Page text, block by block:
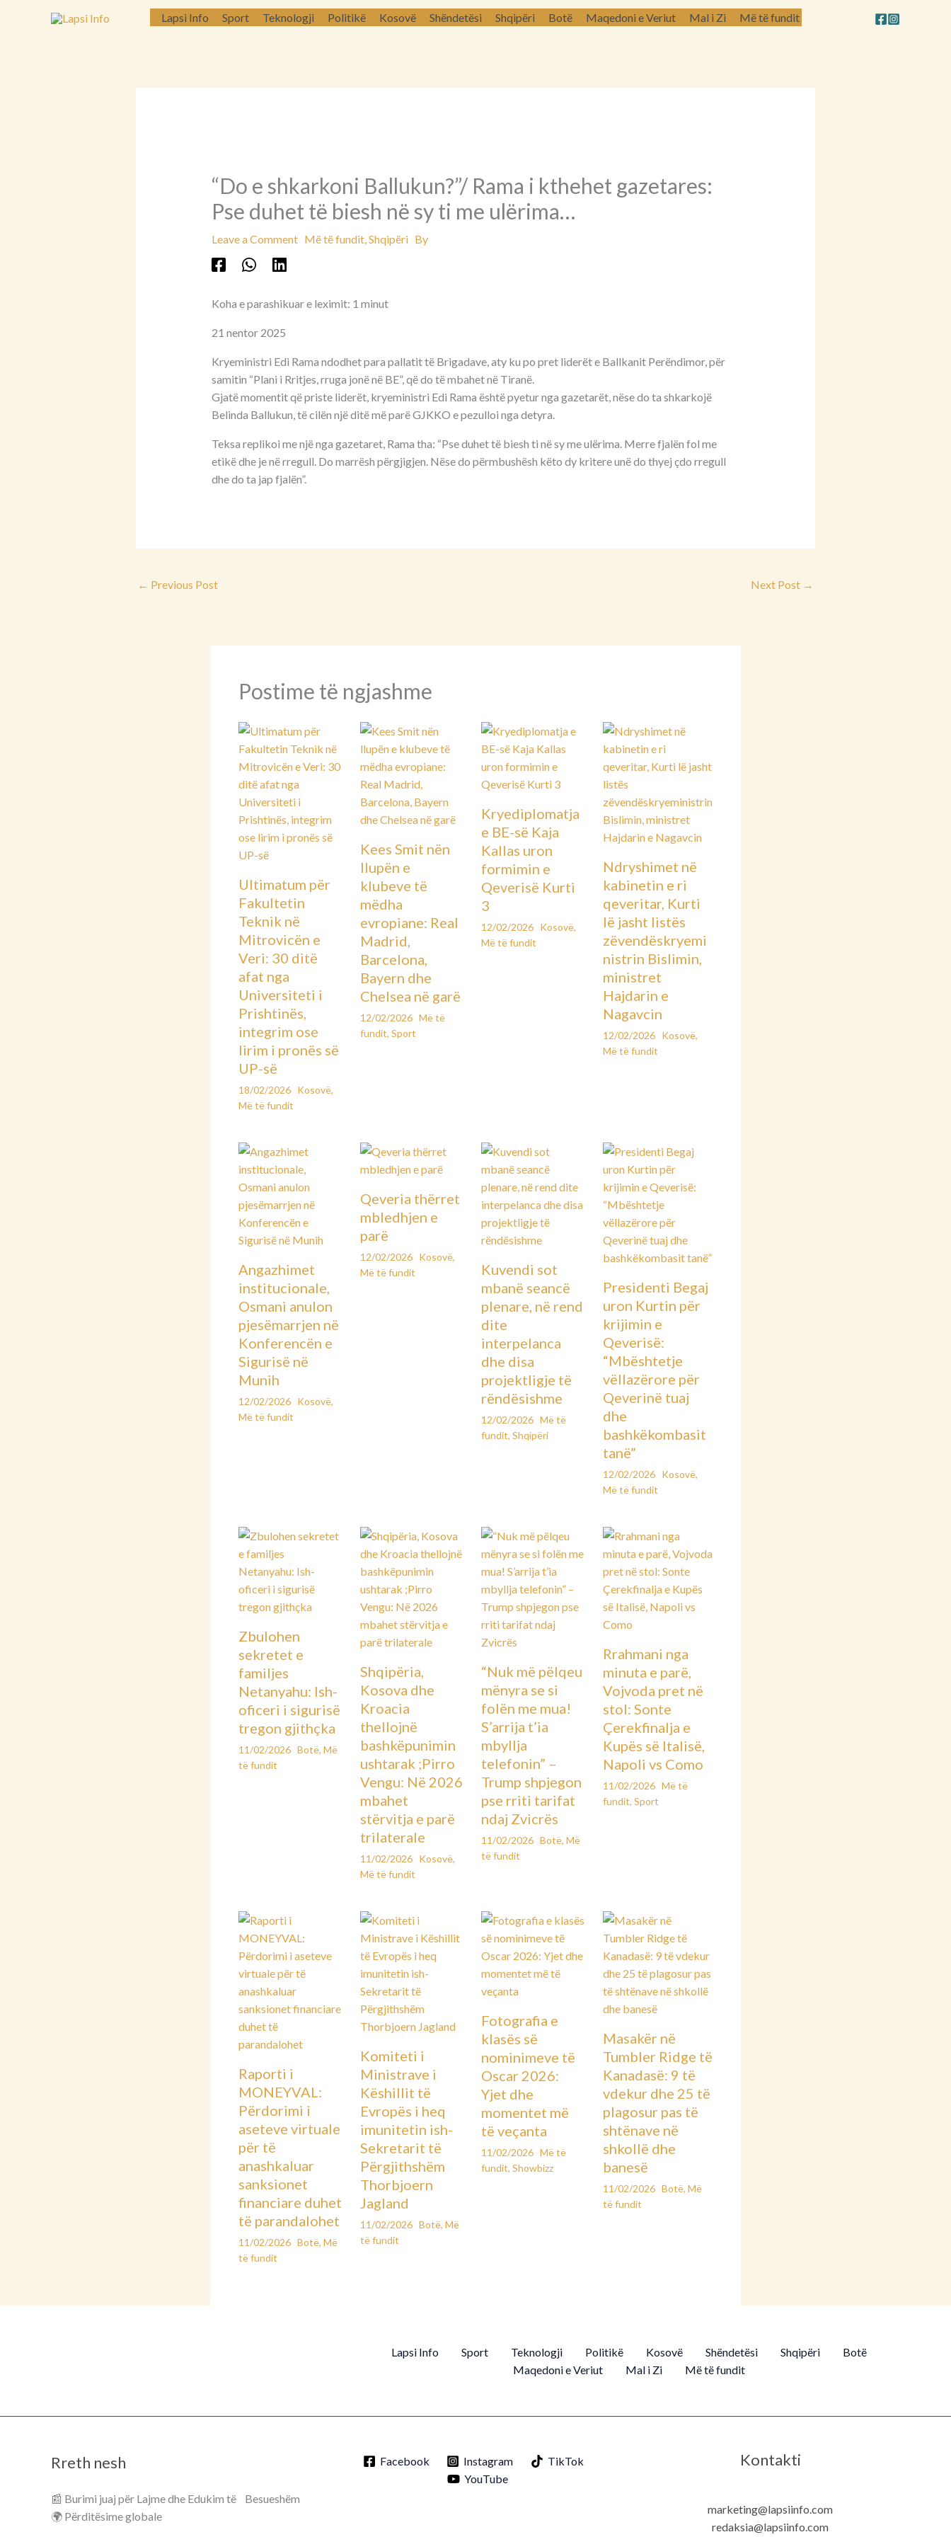
Lapsi Info Sport Teknologji Politikë Kosovë Shëndetësi Shqipëri Botë Maqedoni e Veriut Mal i Zi Më të fundit
“Do e shkarkoni Ballukun?”/ Rama i kthehet gazetares:
Pse duhet të biesh në sy ti me ulërima…
Leave a Comment Më të fundit,ShqipëriBy
Koha e parashikuar e leximit: 1 minut
21 nentor 2025
Kryeministri Edi Rama ndodhet para pallatit të Brigadave, aty ku po pret liderët e Ballkanit Perëndimor, për
samitin “Plani i Rritjes, rruga jonë në BE”, që do të mbahet në Tiranë.
Gjatë momentit që priste liderët, kryeministri Edi Rama është pyetur nga gazetarët, nëse do ta shkarkojë
Belinda Ballukun, të cilën një ditë më parë GJKKO e pezulloi nga detyra.
Teksa replikoi me një nga gazetaret, Rama tha: “Pse duhet të biesh ti në sy me ulërima. Merre fjalën fol me
etikë dhe je në rregull. Do marrësh përgjigjen. Nëse do përmbushësh këto dy kritere unë do thyej çdo rregull
dhe do ta jap fjalën”.
← Previous Post Next Post →
Postime të ngjashme
Ultimatum për
Fakultetin
Teknik në
Mitrovicën e
Veri: 30 ditë
afat nga
Universiteti i
Prishtinës,
integrim ose
lirim i pronës së
UP-së
18/02/2026 Kosovë,
Më të fundit
Kees Smit nën
llupën e
klubeve të
mëdha
evropiane: Real
Madrid,
Barcelona,
Bayern dhe
Chelsea në garë
12/02/2026 Më të
fundit, Sport
Kryediplomatja
e BE-së Kaja
Kallas uron
formimin e
Qeverisë Kurti
3
12/02/2026 Kosovë,
Më të fundit
Ndryshimet në
kabinetin e ri
qeveritar, Kurti
lë jasht listës
zëvendëskryemi
nistrin Bislimin,
ministret
Hajdarin e
Nagavcin
12/02/2026 Kosovë,
Më të fundit
Angazhimet
institucionale,
Osmani anulon
pjesëmarrjen në
Konferencën e
Sigurisë në
Munih
12/02/2026 Kosovë,
Më të fundit
Qeveria thërret
mbledhjen e
parë
12/02/2026 Kosovë,
Më të fundit
Kuvendi sot
mbanë seancë
plenare, në rend
dite
interpelanca
dhe disa
projektligje të
rëndësishme
12/02/2026 Më të
fundit,Shqipëri
Presidenti Begaj
uron Kurtin për
krijimin e
Qeverisë:
“Mbështetje
vëllazërore për
Qeverinë tuaj
dhe
bashkëkombasit
tanë”
12/02/2026 Kosovë,
Më të fundit
Zbulohen
sekretet e
familjes
Netanyahu: Ish-
oficeri i sigurisë
tregon gjithçka
11/02/2026 Botë, Më
të fundit
Shqipëria,
Kosova dhe
Kroacia
thellojnë
bashkëpunimin
ushtarak ;Pirro
Vengu: Në 2026
mbahet
stërvitja e parë
trilaterale
11/02/2026 Kosovë,
Më të fundit
“Nuk më pëlqeu
mënyra se si
folën me mua!
S’arrija t’ia
mbyllja
telefonin” –
Trump shpjegon
pse rriti tarifat
ndaj Zvicrës
11/02/2026 Botë,Më
të fundit
Rrahmani nga
minuta e parë,
Vojvoda pret në
stol: Sonte
Çerekfinalja e
Kupës së Italisë,
Napoli vs Como
11/02/2026 Më të
fundit, Sport
Raporti i
MONEYVAL:
Përdorimi i
aseteve virtuale
për të
anashkaluar
sanksionet
financiare duhet
të parandalohet
11/02/2026 Botë, Më
të fundit
Komiteti i
Ministrave i
Këshillit të
Evropës i heq
imunitetin ish-
Sekretarit të
Përgjithshëm
Thorbjoern
Jagland
11/02/2026 Botë, Më
të fundit
Fotografia e
klasës së
nominimeve të
Oscar 2026:
Yjet dhe
momentet më
të veçanta
11/02/2026 Më të
fundit,Showbizz
Masakër në
Tumbler Ridge të
Kanadasë: 9 të
vdekur dhe 25 të
plagosur pas të
shtënave në
shkollë dhe
banesë
11/02/2026 Botë, Më
të fundit
Lapsi Info Sport Teknologji Politikë Kosovë Shëndetësi Shqipëri
Botë
Maqedoni e Veriut
Mal i Zi Më të fundit
Rreth nesh
📰 Burimi juaj për Lajme dhe Edukim të Besueshëm
🌍 Përditësime globale
Facebook Instagram
TikTok
YouTube
Kontakti
marketing@lapsiinfo.com
redaksia@lapsiinfo.com